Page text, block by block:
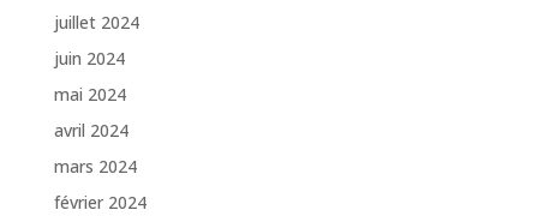
juillet 2024
juin 2024
mai 2024
avril 2024
mars 2024
février 2024